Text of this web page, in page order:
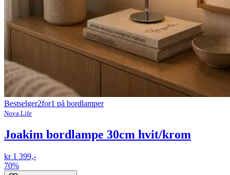
Bestselger2for1 på bordlamper
Nova Life
Joakim bordlampe 30cm hvit/krom
kr 1 399,-
70%